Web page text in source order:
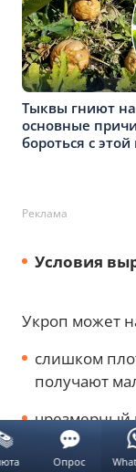
Тыквы гниют на
основные
бороться с
Реклама
Условия
Укроп может
слишком
получают
чрезмерный
застой
Опрос